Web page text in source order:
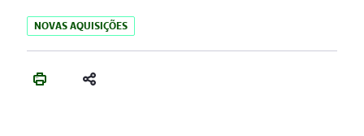
NOVAS AQUISIÇÕES